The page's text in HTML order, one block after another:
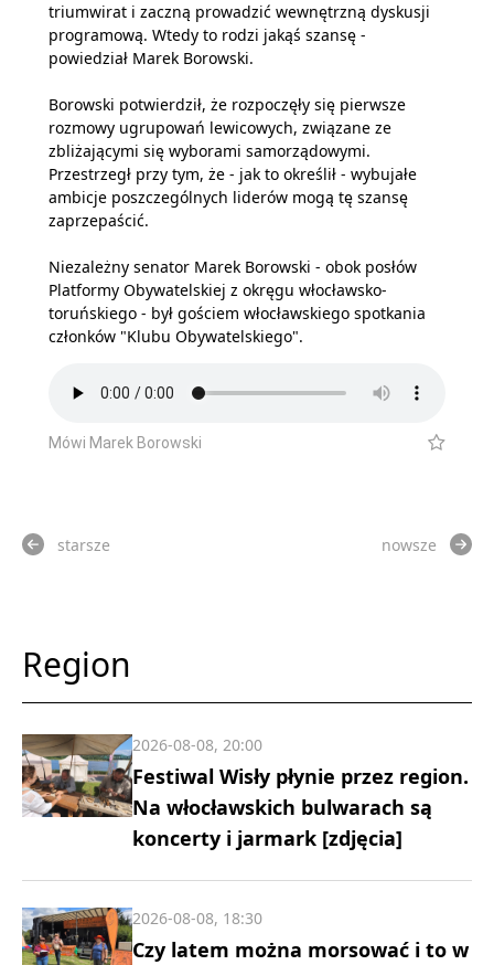
triumwirat i zaczną prowadzić wewnętrzną dyskusji
programową. Wtedy to rodzi jakąś szansę -
powiedział Marek Borowski.
Borowski potwierdził, że rozpoczęły się pierwsze
rozmowy ugrupowań lewicowych, związane ze
zbliżającymi się wyborami samorządowymi.
Przestrzegł przy tym, że - jak to określił - wybujałe
ambicje poszczególnych liderów mogą tę szansę
zaprzepaścić.
Niezależny senator Marek Borowski - obok posłów
Platformy Obywatelskiej z okręgu włocławsko-
toruńskiego - był gościem włocławskiego spotkania
członków "Klubu Obywatelskiego".
Mówi Marek Borowski
starsze nowsze
Region
Festiwal Wisły płynie przez region.
Na włocławskich bulwarach są
koncerty i jarmark [zdjęcia]
2026-08-08, 20:00
Czy latem można morsować i to w
2026-08-08, 18:30